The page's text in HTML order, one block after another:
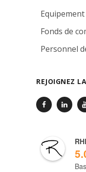
Fonds de
Personnel
REJOIGNEZ